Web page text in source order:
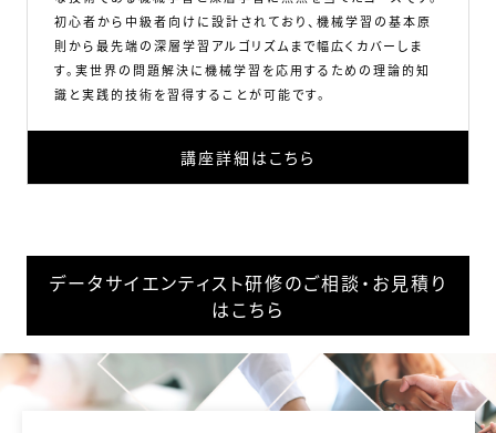
初心者から中級者向けに設計されており、機械学習の基本原
則から最先端の深層学習アルゴリズムまで幅広くカバーしま
す。実世界の問題解決に機械学習を応用するための理論的知
識と実践的技術を習得することが可能です。
講座詳細はこちら
データサイエンティスト研修のご相談・お見積り
はこちら